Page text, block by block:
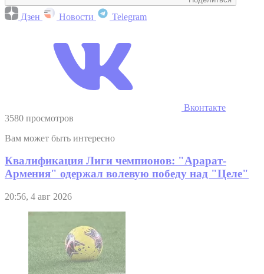
Дзен Новости Telegram
Вконтакте
3580 просмотров
Вам может быть интересно
Квалификация Лиги чемпионов: "Арарат-
Армения" одержал волевую победу над "Целе"
20:56, 4 авг 2026